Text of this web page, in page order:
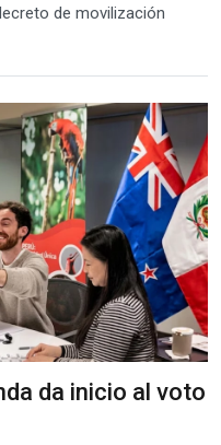
de movilización
da inicio al voto